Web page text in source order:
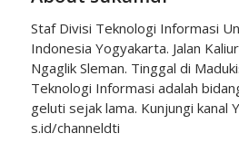
Staf Divisi Teknologi Informasi
Indonesia Yogyakarta. Jalan
Ngaglik Sleman. Tinggal di
Teknologi Informasi adalah
geluti sejak lama. Kunjungi kanal
s.id/channeldti